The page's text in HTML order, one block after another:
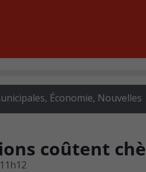
, Économie, Nouvelles
coûtent